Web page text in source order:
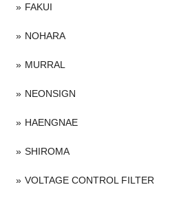
FAKUI
NOHARA
MURRAL
NEONSIGN
HAENGNAE
SHIROMA
VOLTAGE CONTROL FILTER